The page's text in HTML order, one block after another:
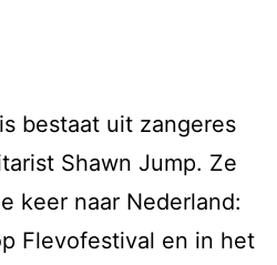
bestaat uit zangeres
Shawn Jump. Ze
keer naar Nederland:
Flevofestival en in het